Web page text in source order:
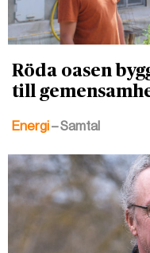
Röda oasen
till
Energi– Samtal